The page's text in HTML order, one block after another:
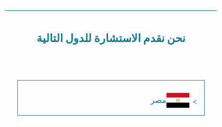
نحن نقدم الاستشارة للدول التالية
مصر